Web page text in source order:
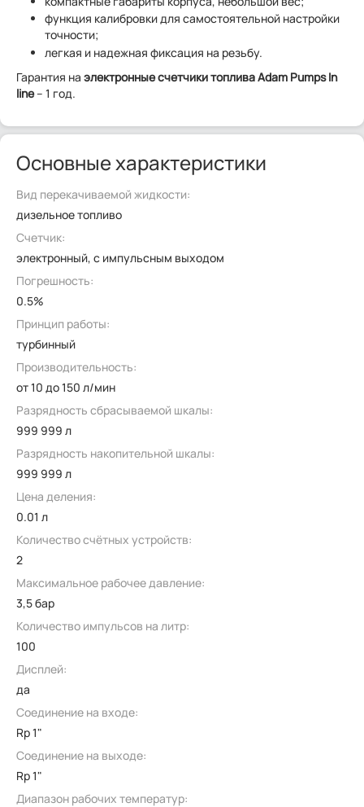
функция калибровки для самостоятельной настройки
точности;
легкая и надежная фиксация на резьбу.
Гарантия на электронные счетчики топлива Adam Pumps In
line– 1 год.
Основные характеристики
Вид перекачиваемой жидкости:
дизельное топливо
Счетчик:
электронный, с импульсным выходом
Погрешность:
0.5%
Принцип работы:
турбинный
Производительность:
от 10 до 150 л/мин
Разрядность сбрасываемой шкалы:
999 999 л
Разрядность накопительной шкалы:
999 999 л
Цена деления:
0.01 л
Количество счётных устройств:
2
Максимальное рабочее давление:
3,5 бар
Количество импульсов на литр:
100
Дисплей:
да
Соединение на входе:
Rp 1"
Соединение на выходе:
Rp 1"
Диапазон рабочих температур: